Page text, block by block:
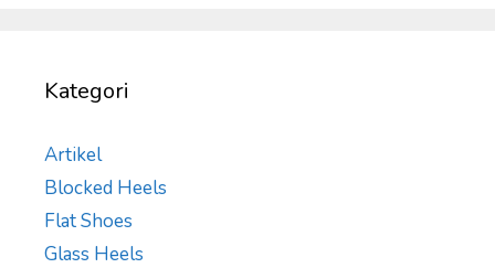
Kategori
Artikel
Blocked Heels
Flat Shoes
Glass Heels